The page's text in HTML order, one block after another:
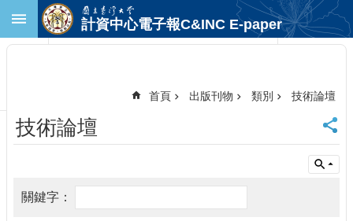
跳到主要內容區塊
首
頁
首
計資中心電子報C&INC E-paper
首頁 出版刊物 類別 技術論壇
技術論壇